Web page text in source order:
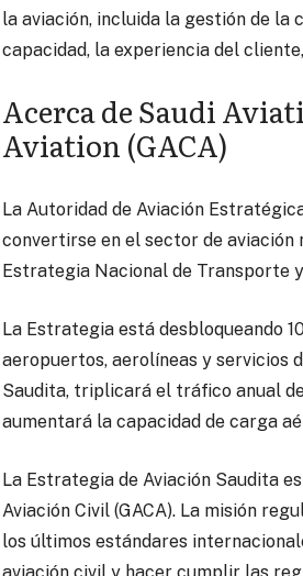
la aviación, incluida la gestión de la
capacidad, la experiencia del
Acerca de Saudi
Aviation (GACA)
La Autoridad de Aviación
convertirse en el sector de aviación
Estrategia Nacional de Transporte
La Estrategia está desbloqueando
aeropuertos, aerolíneas y servicios
Saudita, triplicará el tráfico anual
aumentará la capacidad de carga
La Estrategia de Aviación Saudita
Aviación Civil (GACA). La misión
los últimos estándares